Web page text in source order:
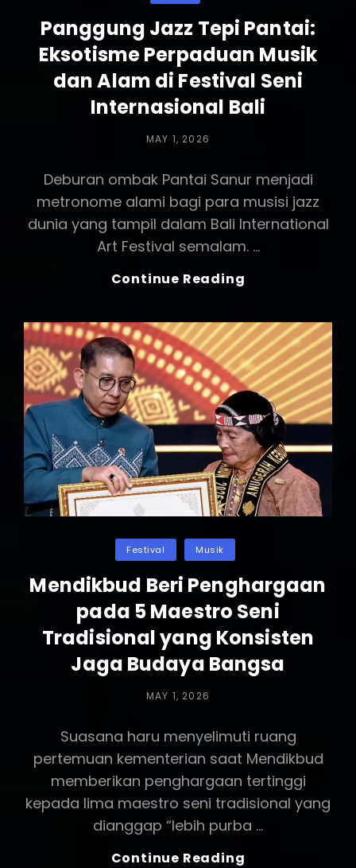
Panggung Jazz Tepi Pantai:
Eksotisme Perpaduan Musik
dan Alam di Festival Seni
Internasional Bali
POSTED
MAY 1, 2026
Deburan ombak Pantai Sanur menjadi
metronome alami bagi para musisi jazz
dunia yang tampil dalam Bali International
Art Festival semalam. …
Continue Reading
Pantai:
Eksotisme
Perpaduan
Musik
Dan
Alam
Di
Festival
Seni
Internasional
Categories
Festival Musik
Mendikbud Beri Penghargaan
pada 5 Maestro Seni
Tradisional yang Konsisten
Jaga Budaya Bangsa
POSTED
MAY 1, 2026
Suasana haru menyelimuti ruang
pertemuan kementerian saat Mendikbud
memberikan penghargaan tertinggi
kepada lima maestro seni tradisional yang
dianggap “lebih purba …
Continue Reading